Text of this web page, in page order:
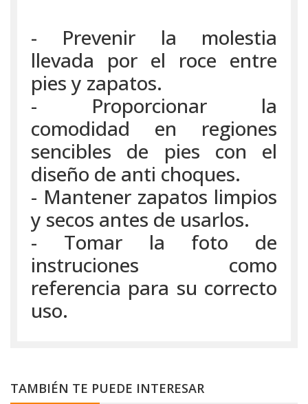
- Prevenir la molestia
llevada por el roce entre
pies y zapatos.
- Proporcionar la
comodidad en regiones
sencibles de pies con el
diseño de anti choques.
- Mantener zapatos limpios
y secos antes de usarlos.
- Tomar la foto de
instruciones como
referencia para su correcto
uso.
TAMBIÉN TE PUEDE INTERESAR